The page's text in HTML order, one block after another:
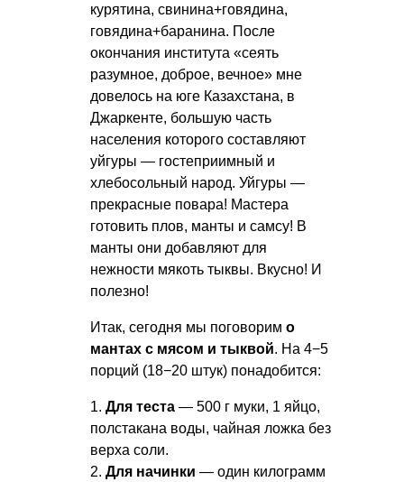
курятина, свинина+говядина,
говядина+баранина. После
окончания института «сеять
разумное, доброе, вечное» мне
довелось на юге Казахстана, в
Джаркенте, большую часть
населения которого составляют
уйгуры — гостеприимный и
хлебосольный народ. Уйгуры —
прекрасные повара! Мастера
готовить плов, манты и самсу! В
манты они добавляют для
нежности мякоть тыквы. Вкусно! И
полезно!
Итак, сегодня мы поговорим о
мантах с мясом и тыквой. На 4−5
порций (18−20 штук) понадобится:
1. Для теста — 500 г муки, 1 яйцо,
полстакана воды, чайная ложка без
верха соли.
2. Для начинки — один килограмм